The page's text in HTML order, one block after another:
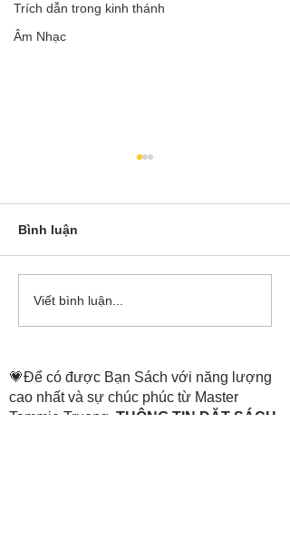
Trích dẫn trong kinh thánh
Âm Nhạc
Cô Hoa Duong chia sẻ
Bình luận
Viết bình luận...
💗Để có được Bạn Sách với năng lượng
cao nhất và sự chúc phúc từ Master
Tammie Truong, THÔNG TIN ĐẶT SÁCH